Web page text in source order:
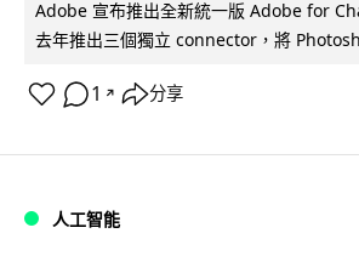
Adobe 宣布推出全新統一版 Adobe for
去年推出三個獨立 connector，將
1 ↗ 分享
人工智能